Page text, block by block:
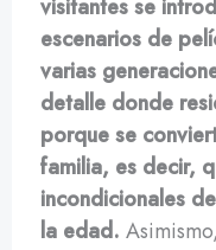
visitantes se
escenarios de
varias
detalle donde
porque se
familia, es decir,
incondicionales
la edad.